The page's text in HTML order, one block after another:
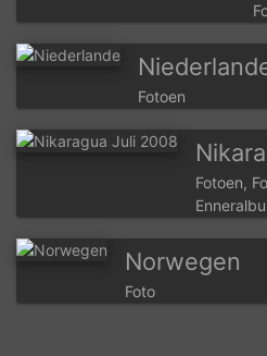
Fotoen
Fotoen,
Norwegen
Foto